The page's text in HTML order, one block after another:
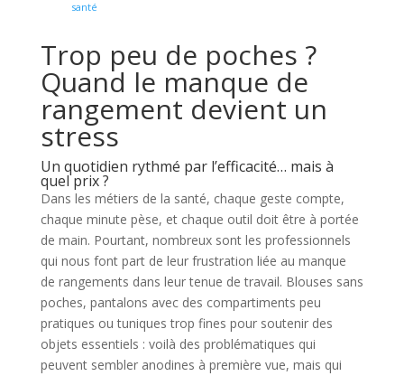
santé
Trop peu de poches ?
Quand le manque de
rangement devient un
stress
Un quotidien rythmé par l’efficacité… mais à
quel prix ?
Dans les métiers de la santé, chaque geste compte,
chaque minute pèse, et chaque outil doit être à portée
de main. Pourtant, nombreux sont les professionnels
qui nous font part de leur frustration liée au manque
de rangements dans leur tenue de travail. Blouses sans
poches, pantalons avec des compartiments peu
pratiques ou tuniques trop fines pour soutenir des
objets essentiels : voilà des problématiques qui
peuvent sembler anodines à première vue, mais qui